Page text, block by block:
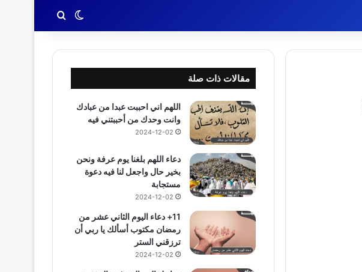
الوضع المظلم
بحث عن
مقالات ذات صلة
اللهم اني احببت عبدا من عبادك
وانت وحدك من أحببتني فيه
2024-12-02
دعاء اللهم بلغنا يوم عرفة ونحن
بخير حال واجعل لنا فيه دعوة
مستجابة
2024-12-02
11+ دعاء اليوم الثاني عشر من
رمضان مكتوب أسألك يا ربي أن
ترزقني الستر
2024-12-02